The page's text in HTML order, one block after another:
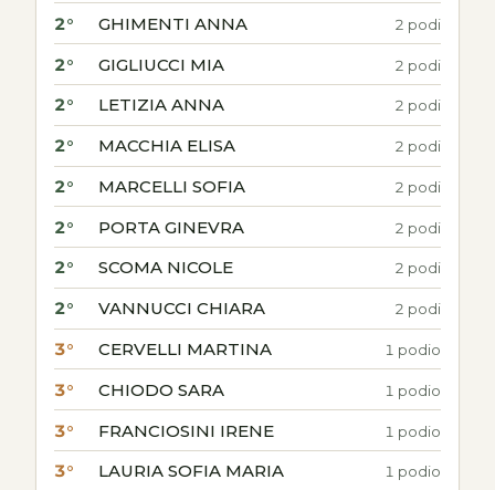
2° GHIMENTI ANNA 2 podi
2° GIGLIUCCI MIA 2 podi
2° LETIZIA ANNA 2 podi
2° MACCHIA ELISA 2 podi
2° MARCELLI SOFIA 2 podi
2° PORTA GINEVRA 2 podi
2° SCOMA NICOLE 2 podi
2° VANNUCCI CHIARA 2 podi
3° CERVELLI MARTINA 1 podio
3° CHIODO SARA 1 podio
3° FRANCIOSINI IRENE 1 podio
3° LAURIA SOFIA MARIA 1 podio